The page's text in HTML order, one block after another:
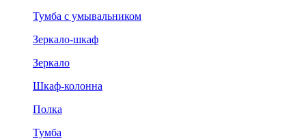
Тумба с умывальником
Зеркало-шкаф
Зеркало
Шкаф-колонна
Полка
Тумба